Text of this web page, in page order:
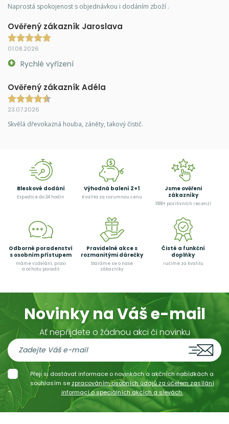
Naprostá spokojenost s objednávkou i dodáním zboží .
Ověřený zákazník Jaroslava
01.08.2026
Rychlé vyřízení
Ověřený zákazník Adéla
23.07.2026
Skvělá dřevokazná houba, záněty, takový čistič.
Bleskové dodání
Expedice do 24 hodin
Výhodná balení 2+1
Kvalita za rozumnou cenu
Jsme ověřeni
zákazníky
1000+ pozitivních recenzí
Odborné poradenství
s osobním přístupem
máme vzdělání, praxi
a ochotu poradit
Pravidelné akce s
rozmanitými dárečky
Staráme se o naše
zákazníky
Čisté a funkční
doplňky
ručíme za kvalitu
Novinky na Váš e-mail
Ať nepřijdete o žádnou akci či novinku
Přeji si dostávat informace o novinkách a akčních nabídkách a
souhlasím se zpracováním osobních údajů za účelem zasílání
informací o speciálních akcích a slevách.